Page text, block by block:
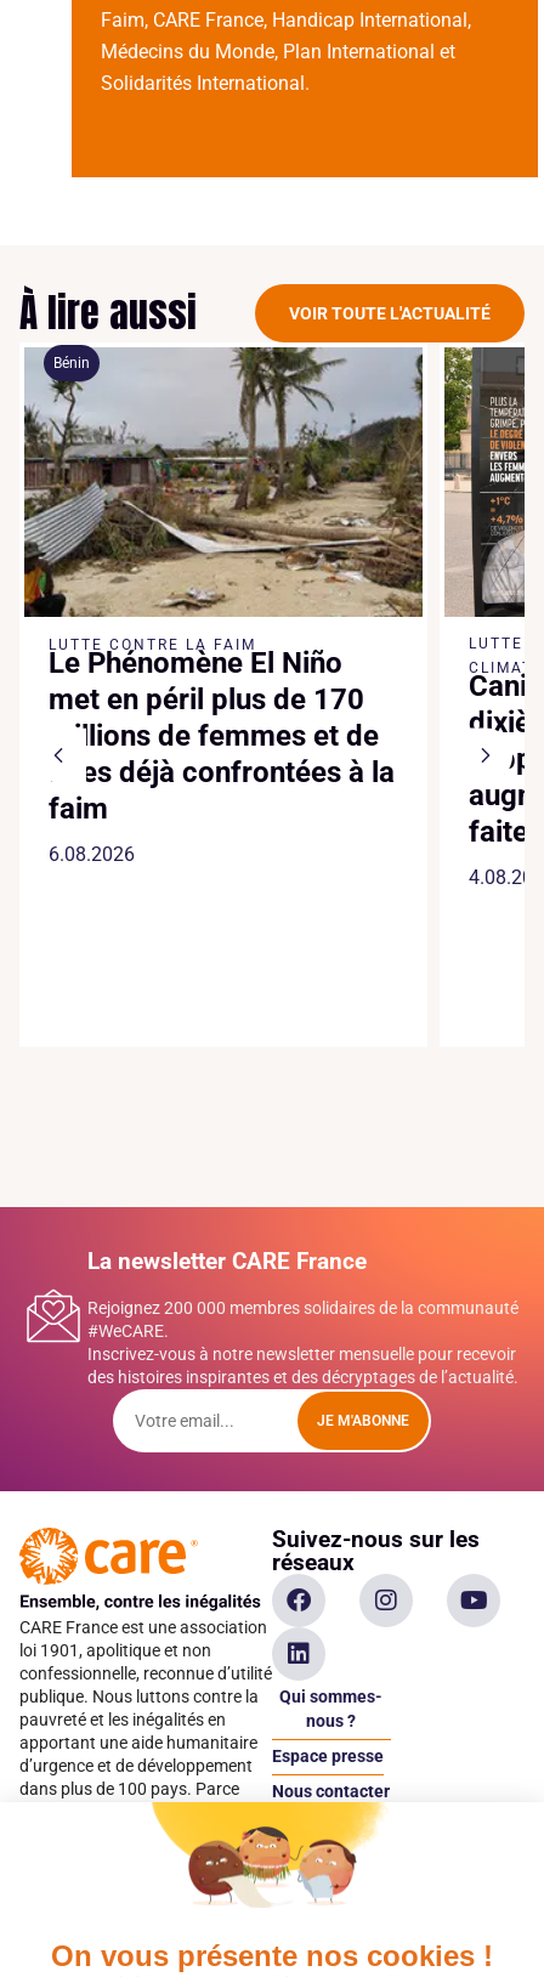
On vous présente nos cookies !
Faim, CARE France, Handicap International,
Médecins du Monde, Plan International et
Solidarités International.
À lire aussi VOIR TOUTE L'ACTUALITÉ
Bénin
LUTTE CONTRE LA FAIM
Le Phénomène El Niño
met en péril plus de 170
millions de femmes et de
filles déjà confrontées à la
faim
6.08.2026
LUTTE
La newsletter CARE France
Rejoignez 200 000 membres solidaires de la communauté
#WeCARE.
Inscrivez-vous à notre newsletter mensuelle pour recevoir
des histoires inspirantes et des décryptages de l’actualité.
JE M'ABONNE
CARE France est une association
loi 1901, apolitique et non
confessionnelle, reconnue d’utilité
publique. Nous luttons contre la
pauvreté et les inégalités en
apportant une aide humanitaire
d’urgence et de développement
dans plus de 100 pays. Parce
qu’elles sont les premières
victimes des inégalités, CARE met
les femmes et les filles au cœur
Suivez-nous sur les
réseaux
Qui sommes-
nous ?
Espace presse
Nous contacter
Espace
donateur
Quels avantages fiscaux ? Donner en confiance